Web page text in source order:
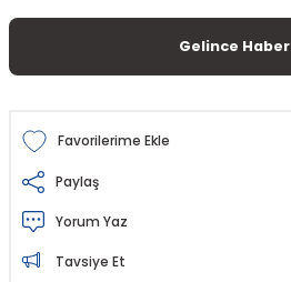
Gelince
Paylaş
Yorum Yaz
Tavsiye Et